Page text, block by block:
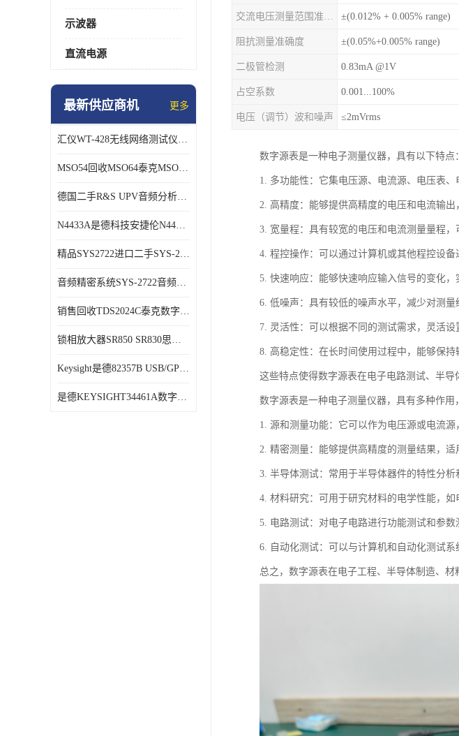
示波器
直流电源
最新供应商机 更多
汇仪WT-428无线网络测试仪WT328销售/回收
MSO54回收MSO64泰克MSO56B混号示波器
德国二手R&S UPV音频分析仪长期销售回收
N4433A是德科技安捷伦N4433A网络分析仪校准件
精品SYS2722进口二手SYS-2722 音频分析仪
音频精密系统SYS-2722音频分析仪
销售回收TDS2024C泰克数字示波器TDS3054C
锁相放大器SR850 SR830思坦福
Keysight是德82357B USB/GPIB接口
是德KEYSIGHT34461A数字万用表六位半34470A
交流电压测量范围准确度 ±(0.012% + 0.005% range)
阻抗测量准确度 ±(0.05%+0.005% range)
二极管检测 0.83mA @1V
占空系数 0.001...100%
电压（调节）波和噪声 ≤2mVrms
数字源表是一种电子测量仪器，具有以下特点：
1. 多功能性：它集电压源、电流源、电压表
2. 高精度：能够提供高精度的电压和电流输
3. 宽量程：具有较宽的电压和电流测量量程，
4. 程控操作：可以通过计算机或其他程控设
5. 快速响应：能够快速响应输入信号的变化，
6. 低噪声：具有较低的噪声水平，减少对测量
7. 灵活性：可以根据不同的测试需求，灵活
8. 高稳定性：在长时间使用过程中，能够保
这些特点使得数字源表在电子电路测试、半导
数字源表是一种电子测量仪器，具有多种作用
1. 源和测量功能：它可以作为电压源或电流
2. 精密测量：能够提供高精度的测量结果，适
3. 半导体测试：常用于半导体器件的特性分析
4. 材料研究：可用于研究材料的电学性能，如
5. 电路测试：对电子电路进行功能测试和参数
6. 自动化测试：可以与计算机和自动化测试系
总之，数字源表在电子工程、半导体制造、